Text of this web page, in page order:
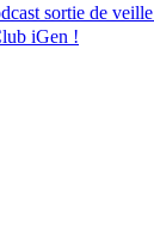
sortie de veille
iGen !